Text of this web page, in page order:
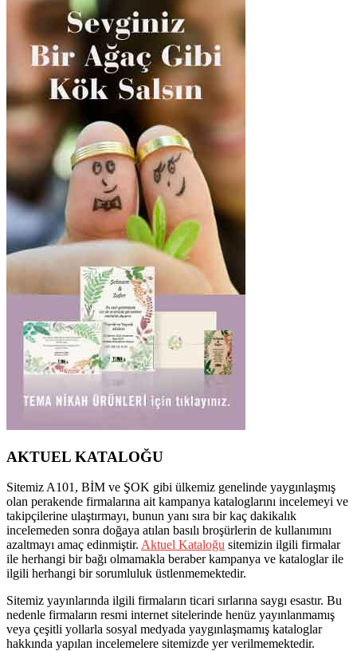
AKTUEL KATALOĞU
Sitemiz A101, BİM ve ŞOK gibi ülkemiz genelinde yaygınlaşmış
olan perakende firmalarına ait kampanya kataloglarını incelemeyi ve
takipçilerine ulaştırmayı, bunun yanı sıra bir kaç dakikalık
incelemeden sonra doğaya atılan basılı broşürlerin de kullanımını
azaltmayı amaç edinmiştir. Aktuel Kataloğu sitemizin ilgili firmalar
ile herhangi bir bağı olmamakla beraber kampanya ve kataloglar ile
ilgili herhangi bir sorumluluk üstlenmemektedir.
Sitemiz yayınlarında ilgili firmaların ticari sırlarına saygı esastır. Bu
nedenle firmaların resmi internet sitelerinde henüz yayınlanmamış
veya çeşitli yollarla sosyal medyada yaygınlaşmamış kataloglar
hakkında yapılan incelemelere sitemizde yer verilmemektedir.